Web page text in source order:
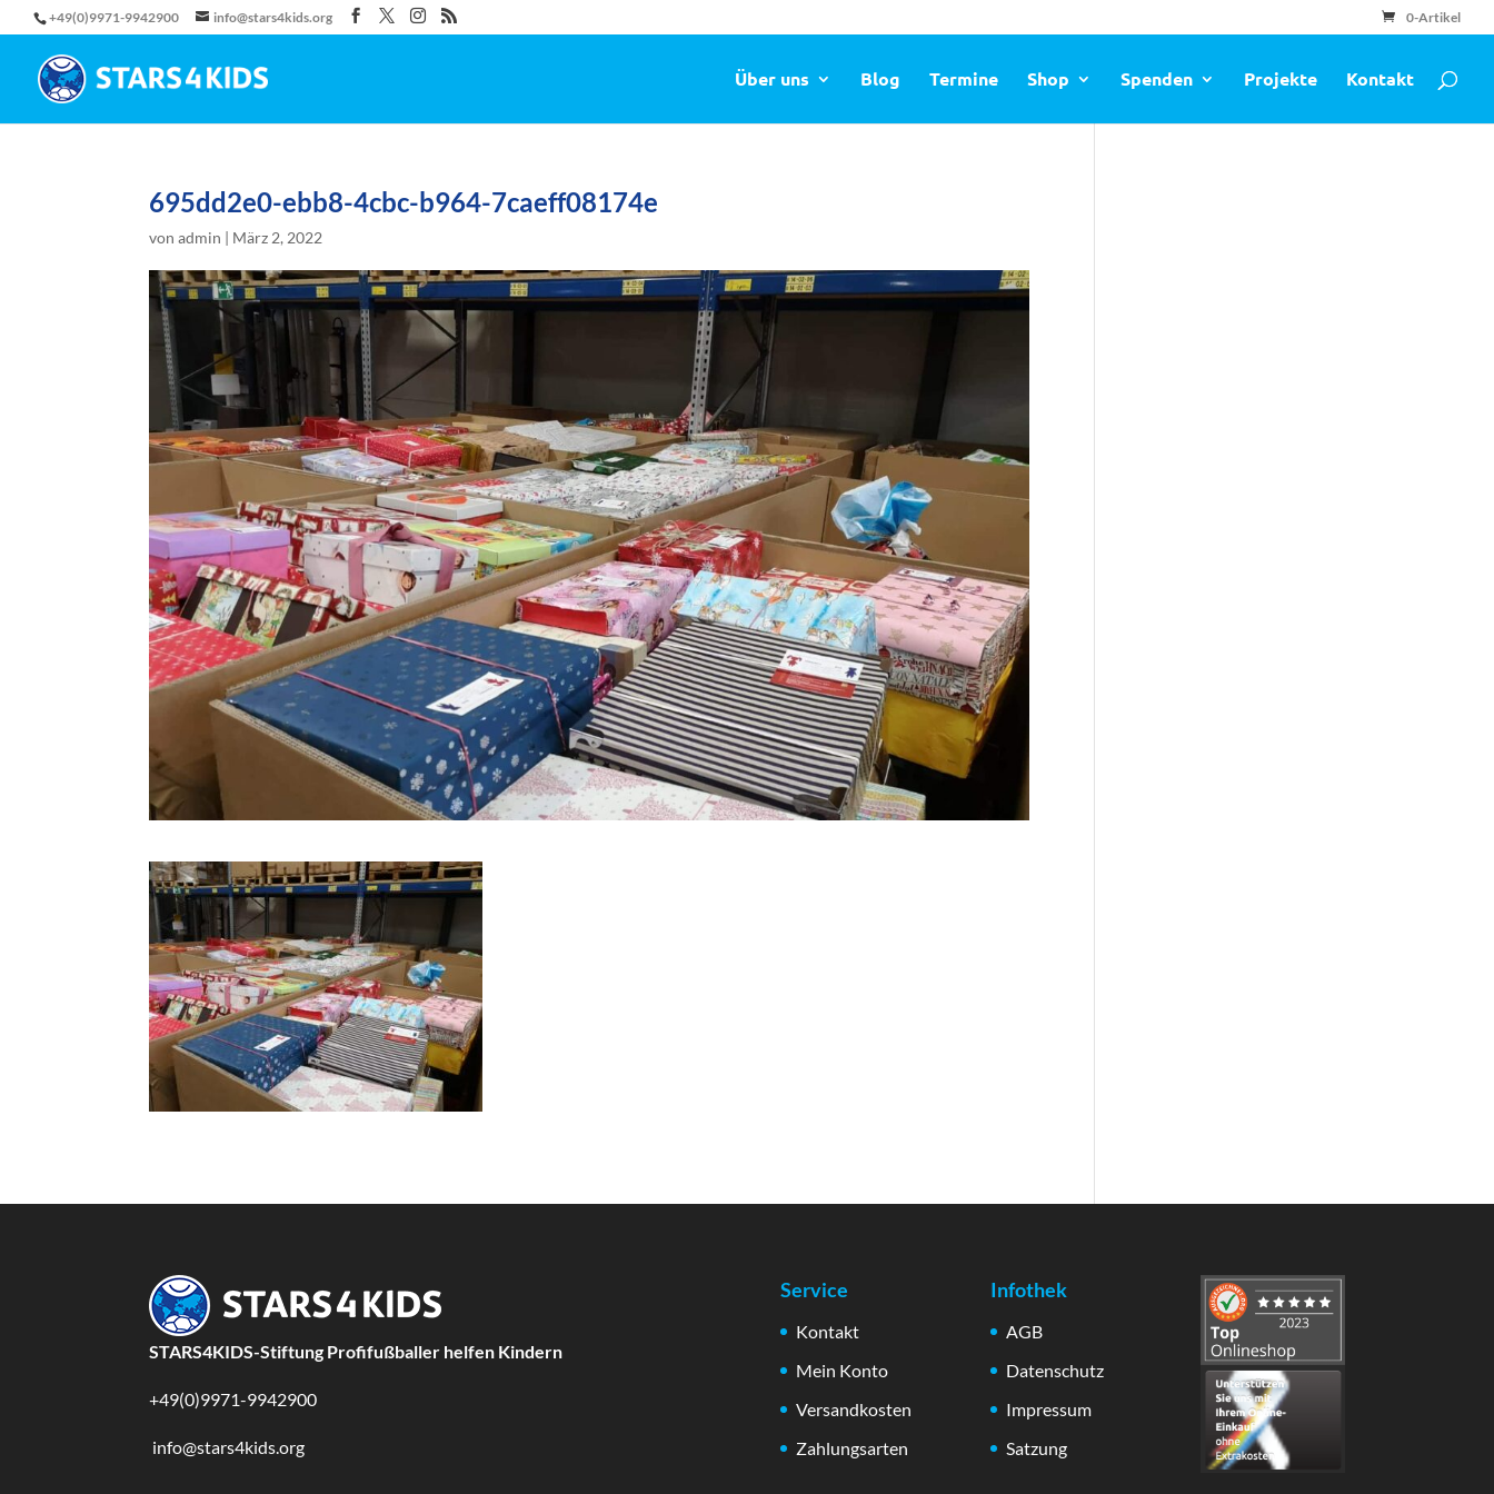
+49(0)9971-9942900 info@stars4kids.org 0-Artikel
Über uns Blog Termine Shop Spenden Projekte Kontakt
695dd2e0-ebb8-4cbc-b964-7caeff08174e
vonadmin | März 2, 2022
STARS4KIDS-Stiftung Profifußballer helfen Kindern
+49(0)9971-9942900
info@stars4kids.org
Service
Kontakt
Mein Konto
Versandkosten
Zahlungsarten
Infothek
AGB
Datenschutz
Impressum
Satzung